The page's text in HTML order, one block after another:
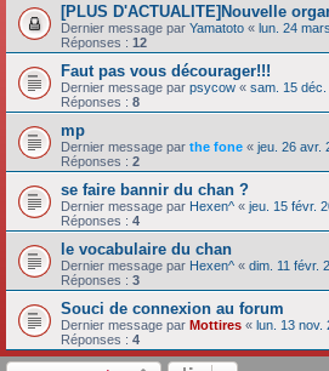
[PLUS D'ACTUALITE]Nouvelle
Dernier message par Yamatoto « lun. 24
Réponses : 12
Faut pas vous décourager!!!
Dernier message par psycow « sam. 15
Réponses : 8
mp
Dernier message par the fone « jeu. 26 avr.
Réponses : 2
se faire bannir du chan ?
Dernier message par Hexen^ « jeu. 15 févr.
Réponses : 4
le vocabulaire du chan
Dernier message par Hexen^ « dim. 11 févr.
Réponses : 3
Souci de connexion au forum
Dernier message par Mottires « lun. 13 nov.
Réponses : 4